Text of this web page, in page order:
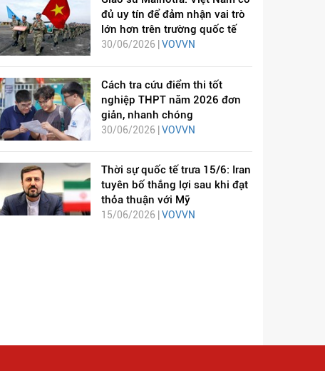
đủ uy tín để đảm nhận vai trò
lớn hơn trên trường quốc tế
30/06/2026 | VOVVN
Cách tra cứu điểm thi tốt
nghiệp THPT năm 2026 đơn
giản, nhanh chóng
30/06/2026 |VOVVN
Thời sự quốc tế trưa 15/6: Iran
tuyên bố thắng lợi sau khi đạt
thỏa thuận với Mỹ
15/06/2026 | VOVVN